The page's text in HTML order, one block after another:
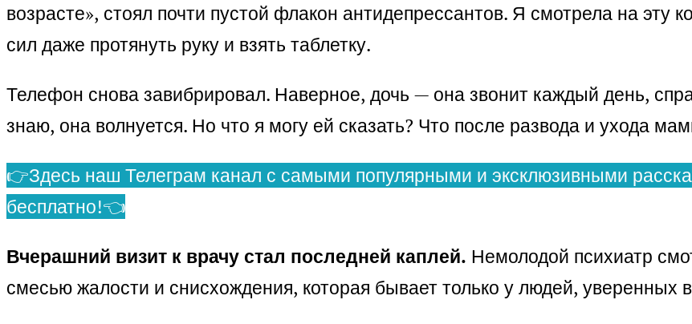
возрасте», стоял почти пустой флакон антидепрессантов. Я смотрела на эту
сил даже протянуть руку и взять таблетку.
Телефон снова завибрировал. Наверное, дочь — она звонит каждый день,
знаю, она волнуется. Но что я могу ей сказать? Что после развода и ухода
👉Здесь наш Телеграм канал с самыми популярными и эксклюзивными
бесплатно!👈
Вчерашний визит к врачу стал последней каплей. Немолодой психиатр
смесью жалости и снисхождения, которая бывает только у людей, уверенных